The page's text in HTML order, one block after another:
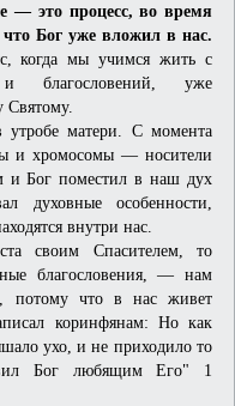
— это процесс, во время
Бог уже вложил в нас.
когда мы учимся жить с
бла­гословений, уже
Святому.
матери. С момента
и хромосомы — носители
и Бог поместил в наш дух
духовные особенности,
внутри нас.
своим Спасителем, то
благословения, — нам
потому что в нас живет
коринфянам: Но как
ухо, и не приходило то
Бог любящим Его" 1